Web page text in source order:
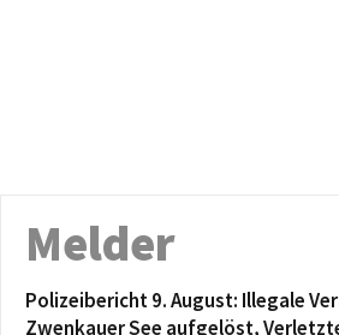
Melder
Polizeibericht 9. August: Illegale
Zwenkauer See aufgelöst,